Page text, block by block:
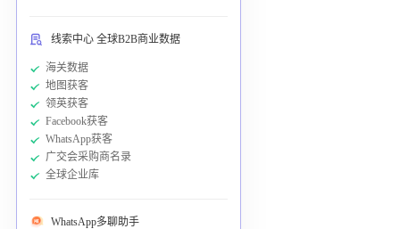
线索中心 全球B2B商业数据
海关数据
地图获客
领英获客
Facebook获客
WhatsApp获客
广交会采购商名录
全球企业库
WhatsApp多聊助手